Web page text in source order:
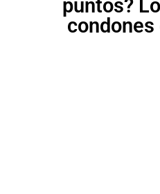
puntos?